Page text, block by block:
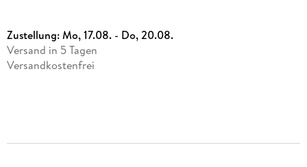
Zustellung:Mo, 17.08. - Do, 20.08.
Versand in 5 Tagen
Versandkostenfrei